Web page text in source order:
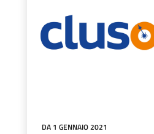
DA 1 GENNAIO 2021